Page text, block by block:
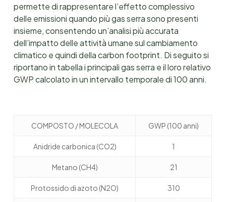
permette di rappresentare l’effetto complessivo
delle emissioni quando più gas serra sono presenti
insieme, consentendo un’analisi più accurata
dell’impatto delle attività umane sul cambiamento
climatico e quindi della carbon footprint. Di seguito si
riportano in tabella i principali gas serra e il loro relativo
GWP calcolato in un intervallo temporale di 100 anni.
COMPOSTO / MOLECOLA GWP (100 anni)
Anidride carbonica (CO2) 1
Metano (CH4) 21
Protossido di azoto (N2O) 310